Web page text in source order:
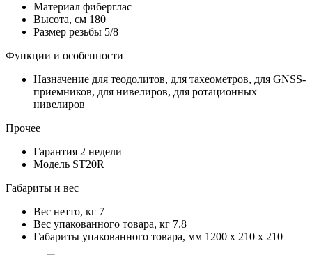
Материал фиберглас
Высота, см 180
Размер резьбы 5/8
Функции и особенности
Назначение для теодолитов, для тахеометров, для GNSS-
приемников, для нивелиров, для ротационных
нивелиров
Прочее
Гарантия 2 недели
Модель ST20R
Габариты и вес
Вес нетто, кг 7
Вес упакованного товара, кг 7.8
Габариты упакованного товара, мм 1200 x 210 x 210